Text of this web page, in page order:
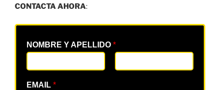
CONTACTA AHORA:
NOMBRE Y APELLIDO *
EMAIL *